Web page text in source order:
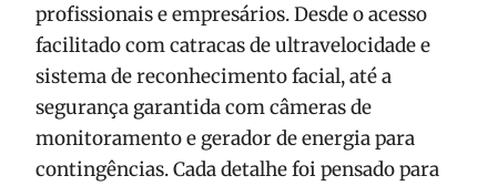
profissionais e empresários. Desde o acesso
facilitado com catracas de ultravelocidade e
sistema de reconhecimento facial, até a
segurança garantida com câmeras de
monitoramento e gerador de energia para
contingências. Cada detalhe foi pensado para